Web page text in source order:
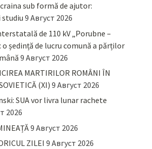
sub formă de ajutor:
9 Август 2026
de 110 kV „Porubne –
o ședință de lucru comună a părților
9 Август 2026
MARTIRILOR ROMÂNI ÎN
(XI) 9 Август 2026
SUA vor livra lunar rachete
2026
9 Август 2026
ZILEI 9 Август 2026